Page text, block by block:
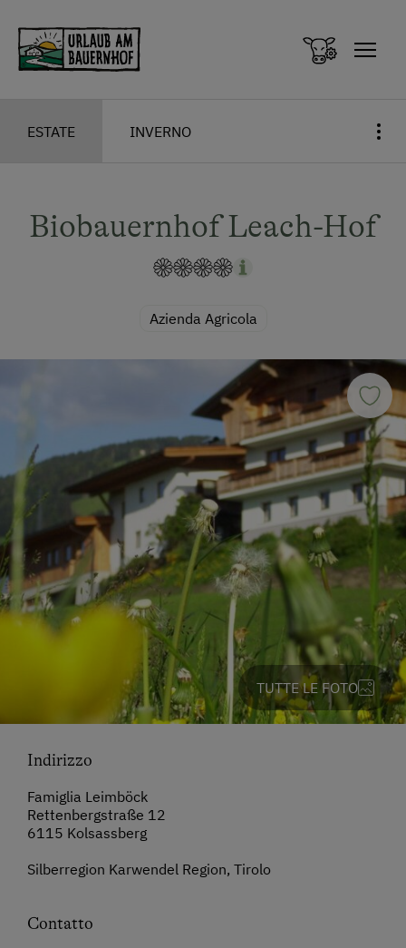
ESTATE INVERNO
Biobauernhof Leach-Hof
Azienda Agricola
TUTTE LE FOTO
Indirizzo
Famiglia Leimböck
Rettenbergstraße 12
6115 Kolsassberg
Silberregion Karwendel Region, Tirolo
Contatto